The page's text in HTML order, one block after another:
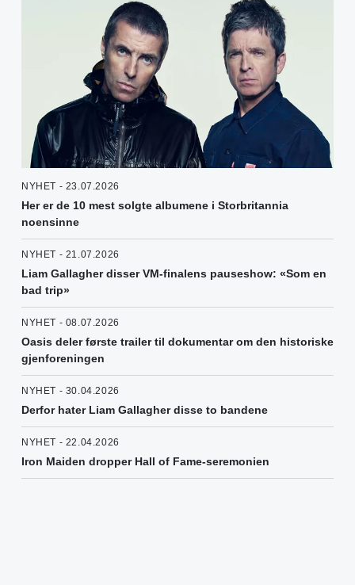
NYHET - 23.07.2026
Her er de 10 mest solgte albumene i Storbritannia
noensinne
NYHET - 21.07.2026
Liam Gallagher disser VM-finalens pauseshow: «Som en
bad trip»
NYHET - 08.07.2026
Oasis deler første trailer til dokumentar om den historiske
gjenforeningen
NYHET - 30.04.2026
Derfor hater Liam Gallagher disse to bandene
NYHET - 22.04.2026
Iron Maiden dropper Hall of Fame-seremonien